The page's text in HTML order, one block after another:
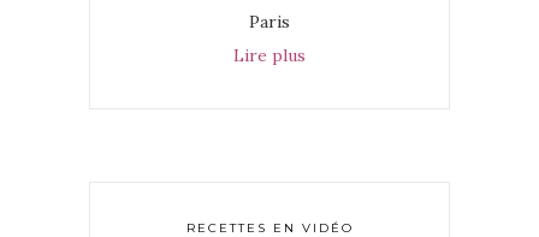
Paris
Lire plus
RECETTES EN VIDÉO